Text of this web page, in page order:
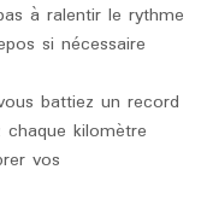
à ralentir le rythme
si nécessaire
battiez un record
kilomètre
vos